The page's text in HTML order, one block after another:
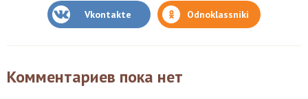
Vkontakte Odnoklassniki
Комментариев пока нет